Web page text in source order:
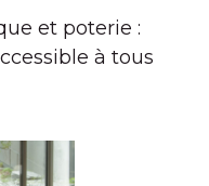
et poterie :
à tous